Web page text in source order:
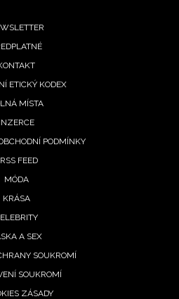
ETICKÝ KODEX
MÍSTA
INZERCE
PODMÍNKY
RSS FEED
MÓDA
KRÁSA
A SEX
SOUKROMÍ
SOUKROMÍ
ZÁSADY